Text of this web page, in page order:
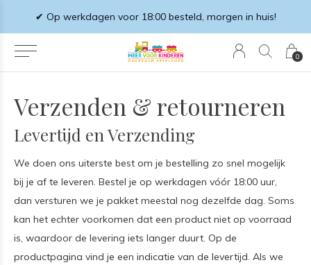
0
✔ Op werkdagen voor 18:00 besteld, morgen in huis!
Verzenden & retourneren
Levertijd en Verzending
We doen ons uiterste best om je bestelling zo snel mogelijk
bij je af te leveren. Bestel je op werkdagen vóór 18:00 uur,
dan versturen we je pakket meestal nog dezelfde dag. Soms
kan het echter voorkomen dat een product niet op voorraad
is, waardoor de levering iets langer duurt. Op de
productpagina vind je een indicatie van de levertijd. Als we